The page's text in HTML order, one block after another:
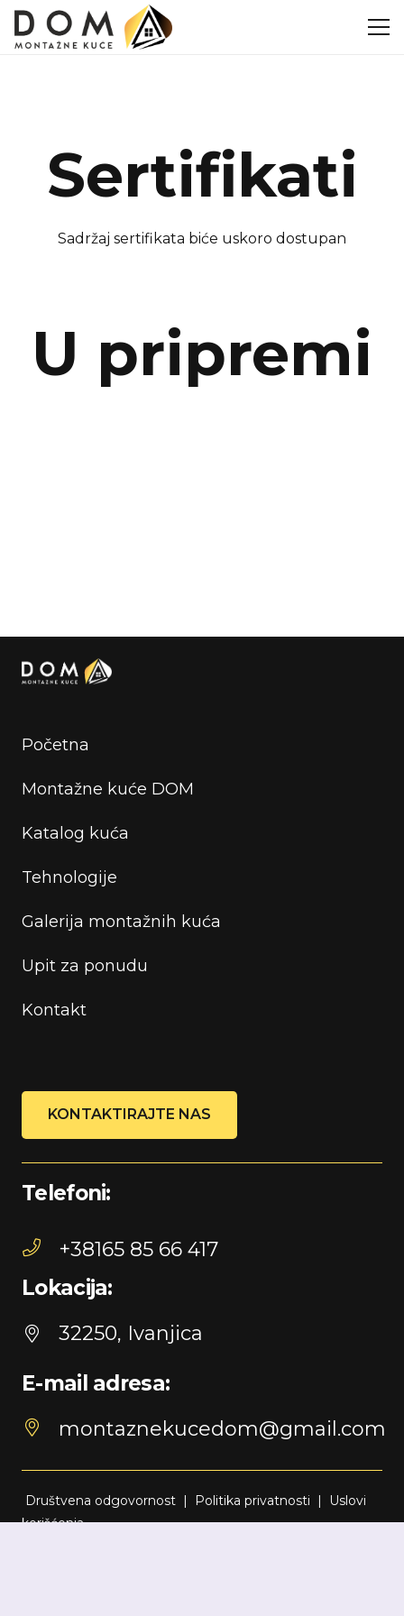
Sertifikati
Sadržaj sertifikata biće uskoro dostupan
U pripremi
Početna
Montažne kuće DOM
Katalog kuća
Tehnologije
Galerija montažnih kuća
Upit za ponudu
Kontakt
KONTAKTIRAJTE NAS
Telefoni:
+38165 85 66 417
Lokacija:
32250, Ivanjica
E-mail adresa:
montaznekucedom@gmail.com
Društvena odgovornost | Politika privatnosti |
Uslovi
korišćenja